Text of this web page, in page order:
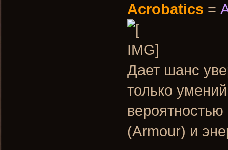
Acrobatics =
Дает шанс
только
(Armour) и